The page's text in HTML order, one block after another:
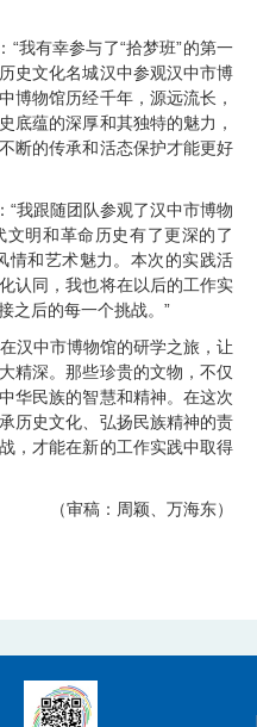
“我有幸参与了“拾梦班”的第一
史文化名城汉中参观汉中市博
博物馆历经千年，源远流长，
底蕴的深厚和其独特的魅力，
断的传承和活态保护才能更好
“我跟随团队参观了汉中市博物
明和革命历史有了更深的了
情和艺术魅力。本次的实践活
认同，我也将在以后的工作实
之后的每一个挑战。”
汉中市博物馆的研学之旅，让
精深。那些珍贵的文物，不仅
华民族的智慧和精神。在这次
历史文化、弘扬民族精神的责
，才能在新的工作实践中取得
（审稿：周颖、万海东）